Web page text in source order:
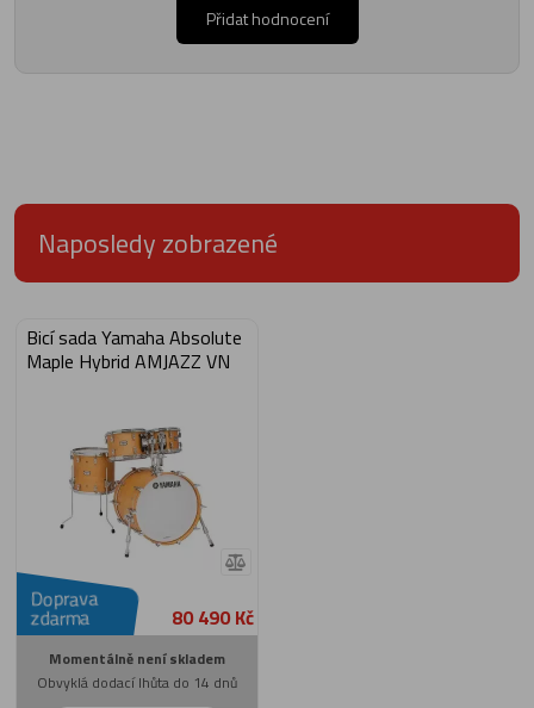
Přidat hodnocení
Naposledy zobrazené
Bicí sada Yamaha Absolute
Maple Hybrid AMJAZZ VN
Doprava
zdarma 80 490 Kč
Momentálně není skladem
Obvyklá dodací lhůta do 14 dnů